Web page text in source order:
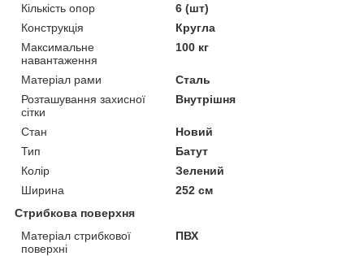
Кількість опор
6 (шт)
Конструкція
Кругла
Максимальне
навантаження
100 кг
Матеріал рами
Сталь
Розташування захисної
сітки
Внутрішня
Стан
Новий
Тип
Батут
Колір
Зелений
Ширина
252 см
Стрибкова поверхня
Матеріал стрибкової
поверхні
ПВХ